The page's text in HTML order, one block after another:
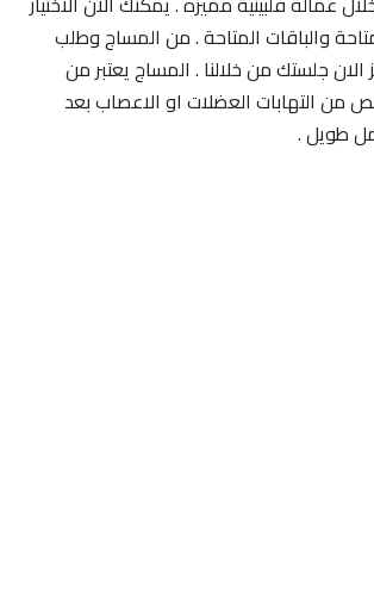
والباقات المتاحة . من المساج وطلب
الان جلستك من خلالنا . المساج يعتبر من
من التهابات العضلات او الاعصاب بعد
طويل .